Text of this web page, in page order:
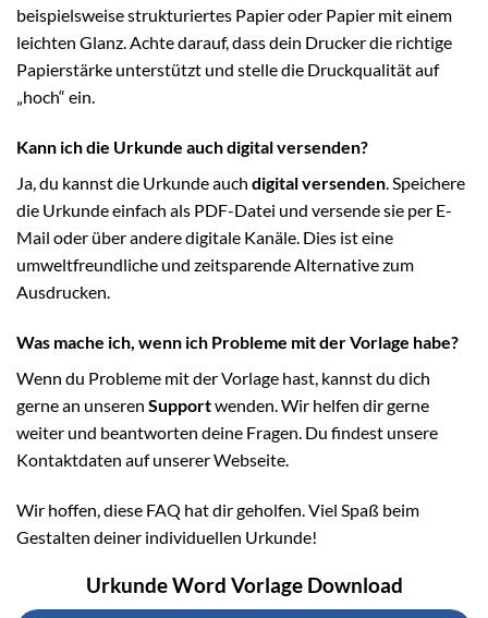
beispielsweise strukturiertes Papier oder Papier mit einem
leichten Glanz. Achte darauf, dass dein Drucker die richtige
Papierstärke unterstützt und stelle die Druckqualität auf
„hoch“ ein.
Kann ich die Urkunde auch digital versenden?
Ja, du kannst die Urkunde auch digital versenden. Speichere
die Urkunde einfach als PDF-Datei und versende sie per E-
Mail oder über andere digitale Kanäle. Dies ist eine
umweltfreundliche und zeitsparende Alternative zum
Ausdrucken.
Was mache ich, wenn ich Probleme mit der Vorlage habe?
Wenn du Probleme mit der Vorlage hast, kannst du dich
gerne an unseren Supportwenden. Wir helfen dir gerne
weiter und beantworten deine Fragen. Du findest unsere
Kontaktdaten auf unserer Webseite.
Wir hoffen, diese FAQ hat dir geholfen. Viel Spaß beim
Gestalten deiner individuellen Urkunde!
Urkunde Word Vorlage Download